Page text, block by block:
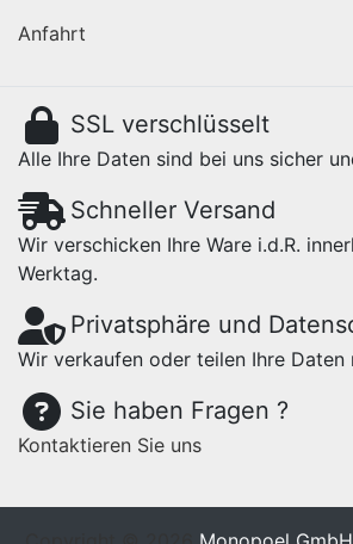
Anfahrt
SSL verschlüsselt
Alle Ihre Daten sind bei uns sicher
Schneller Versand
Wir verschicken Ihre Ware i.d.R.
Werktag.
Privatsphäre und
Wir verkaufen oder teilen Ihre Daten
Sie haben Fragen ?
Kontaktieren Sie uns